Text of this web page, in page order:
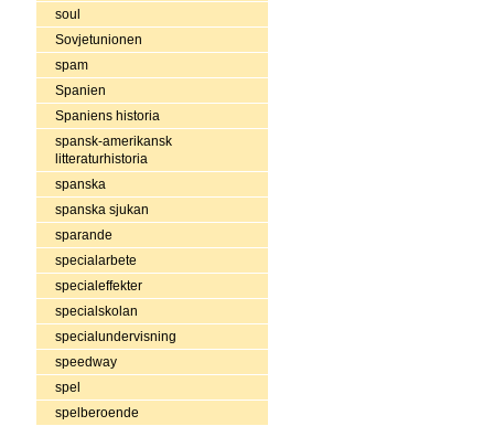
soul
Sovjetunionen
spam
Spanien
Spaniens historia
spansk-amerikansk
litteraturhistoria
spanska
spanska sjukan
sparande
specialarbete
specialeffekter
specialskolan
specialundervisning
speedway
spel
spelberoende